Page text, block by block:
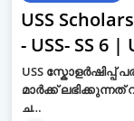
USS
- USS- SS 6
USS
മാർക്ക്
ച…